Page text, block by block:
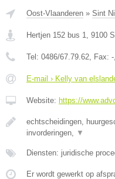
Oost-Vlaanderen » Sint
Hertjen 152 bus 1 9100
Tel: 0486/67.79.62 , Fax: -
E-mail › Kelly van
Website: https://
echtscheidingen,
invorderingen,
▼
Diensten: juridische
Er wordt gewerkt op